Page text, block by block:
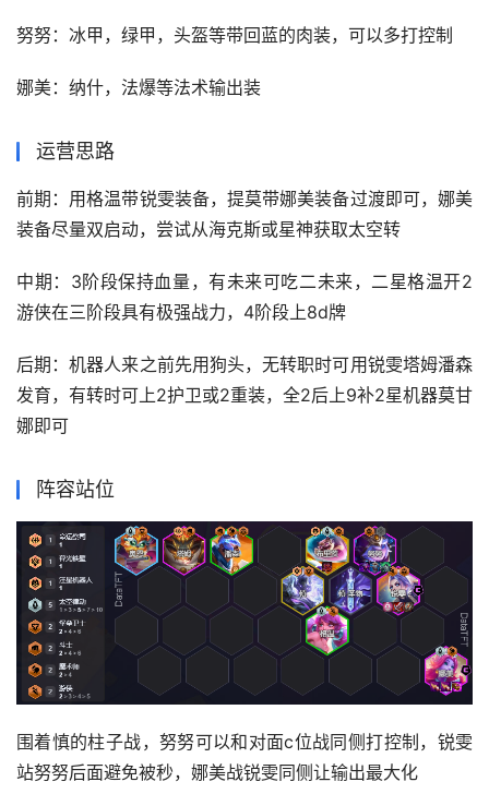
努努：冰甲，绿甲，头盔等带回蓝的肉装，可以多打控制
娜美：纳什，法爆等法术输出装
运营思路
前期：用格温带锐雯装备，提莫带娜美装备过渡即可，娜美
装备尽量双启动，尝试从海克斯或星神获取太空转
中期：3阶段保持血量，有未来可吃二未来，二星格温开2
游侠在三阶段具有极强战力，4阶段上8d牌
后期：机器人来之前先用狗头，无转职时可用锐雯塔姆潘森
发育，有转时可上2护卫或2重装，全2后上9补2星机器莫甘
娜即可
阵容站位
围着慎的柱子战，努努可以和对面c位战同侧打控制，锐雯
站努努后面避免被秒，娜美战锐雯同侧让输出最大化